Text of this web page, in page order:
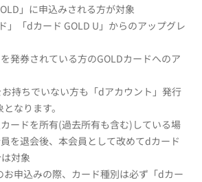
」に申込みされる方が対象
」「dカード GOLD U」からのアップグレ
発券されている方のGOLDカードへのア
持ちでいない方も「dアカウント」発行
なります。
ードを所有(過去所有も含む)している場
を退会後、本会員として改めてdカード
対象
申込みの際、カード種別は必ず「dカー